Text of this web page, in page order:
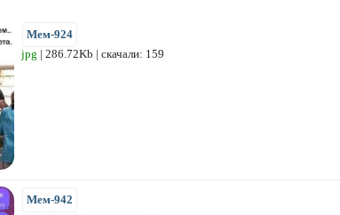
Мем-924
jpg | 286.72Kb | скачали: 159
Мем-942